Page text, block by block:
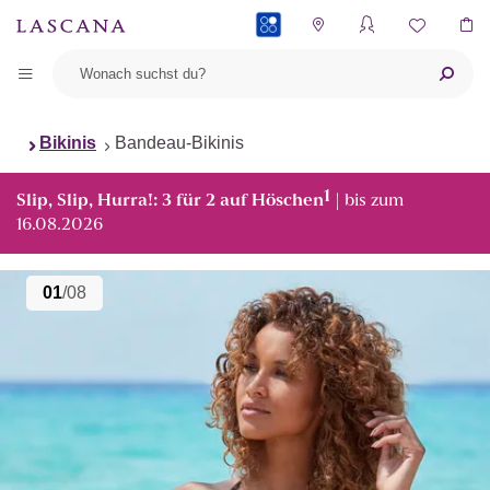
Bikinis Bandeau-Bikinis
Slip, Slip, Hurra!: 3 für 2 auf Höschen1 | bis zum
16.08.2026
01/08